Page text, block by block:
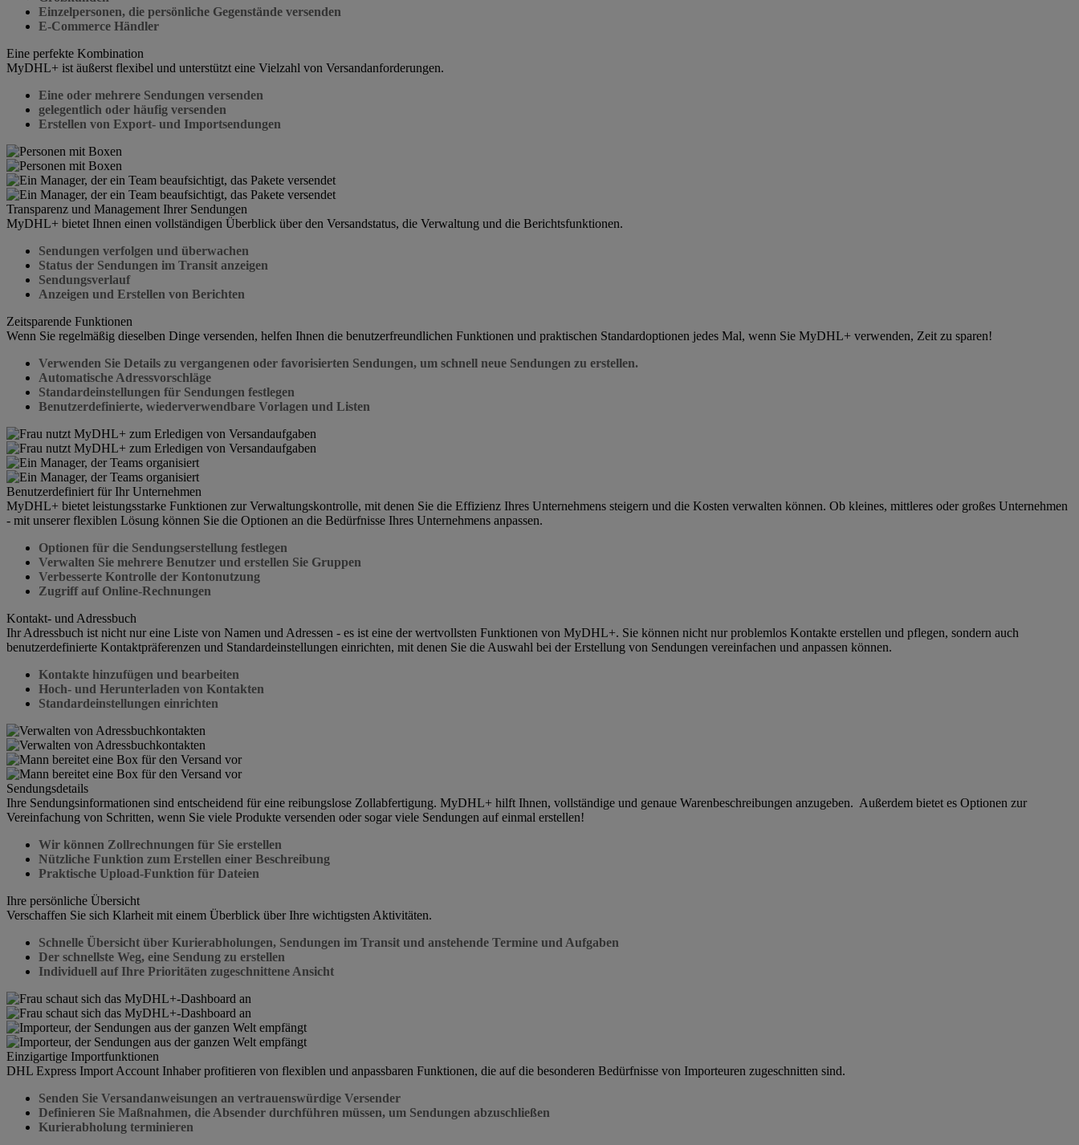
Einzelpersonen, die persönliche Gegenstände versenden
E-Commerce Händler
Eine perfekte Kombination
MyDHL+ ist äußerst flexibel und unterstützt eine Vielzahl von Versandanforderungen.
Eine oder mehrere Sendungen versenden
gelegentlich oder häufig versenden
Erstellen von Export- und Importsendungen
Transparenz und Management Ihrer Sendungen
MyDHL+ bietet Ihnen einen vollständigen Überblick über den Versandstatus, die Verwaltung und die Berichtsfunktionen.
Sendungen verfolgen und überwachen
Status der Sendungen im Transit anzeigen
Sendungsverlauf
Anzeigen und Erstellen von Berichten
Zeitsparende Funktionen
Wenn Sie regelmäßig dieselben Dinge versenden, helfen Ihnen die benutzerfreundlichen Funktionen und praktischen Standardoptionen jedes Mal, wenn Sie MyDHL+ verwenden, Zeit zu sparen!
Verwenden Sie Details zu vergangenen oder favorisierten Sendungen, um schnell neue Sendungen zu erstellen.
Automatische Adressvorschläge
Standardeinstellungen für Sendungen festlegen
Benutzerdefinierte, wiederverwendbare Vorlagen und Listen
Benutzerdefiniert für Ihr Unternehmen
MyDHL+ bietet leistungsstarke Funktionen zur Verwaltungskontrolle, mit denen Sie die Effizienz Ihres Unternehmens steigern und die Kosten verwalten können. Ob kleines, mittleres oder großes Unternehmen
- mit unserer flexiblen Lösung können Sie die Optionen an die Bedürfnisse Ihres Unternehmens anpassen.
Optionen für die Sendungserstellung festlegen
Verwalten Sie mehrere Benutzer und erstellen Sie Gruppen
Verbesserte Kontrolle der Kontonutzung
Zugriff auf Online-Rechnungen
Kontakt- und Adressbuch
Ihr Adressbuch ist nicht nur eine Liste von Namen und Adressen - es ist eine der wertvollsten Funktionen von MyDHL+. Sie können nicht nur problemlos Kontakte erstellen und pflegen, sondern auch
benutzerdefinierte Kontaktpräferenzen und Standardeinstellungen einrichten, mit denen Sie die Auswahl bei der Erstellung von Sendungen vereinfachen und anpassen können.
Kontakte hinzufügen und bearbeiten
Hoch- und Herunterladen von Kontakten
Standardeinstellungen einrichten
Sendungsdetails
Ihre Sendungsinformationen sind entscheidend für eine reibungslose Zollabfertigung. MyDHL+ hilft Ihnen, vollständige und genaue Warenbeschreibungen anzugeben. Außerdem bietet es Optionen zur
Vereinfachung von Schritten, wenn Sie viele Produkte versenden oder sogar viele Sendungen auf einmal erstellen!
Wir können Zollrechnungen für Sie erstellen
Nützliche Funktion zum Erstellen einer Beschreibung
Praktische Upload-Funktion für Dateien
Ihre persönliche Übersicht
Verschaffen Sie sich Klarheit mit einem Überblick über Ihre wichtigsten Aktivitäten.
Schnelle Übersicht über Kurierabholungen, Sendungen im Transit und anstehende Termine und Aufgaben
Der schnellste Weg, eine Sendung zu erstellen
Individuell auf Ihre Prioritäten zugeschnittene Ansicht
Einzigartige Importfunktionen
DHL Express Import Account Inhaber profitieren von flexiblen und anpassbaren Funktionen, die auf die besonderen Bedürfnisse von Importeuren zugeschnitten sind.
Senden Sie Versandanweisungen an vertrauenswürdige Versender
Definieren Sie Maßnahmen, die Absender durchführen müssen, um Sendungen abzuschließen
Kurierabholung terminieren